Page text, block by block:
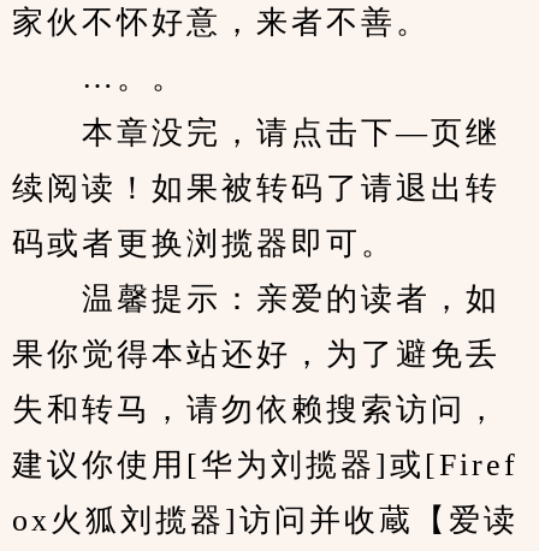
家伙不怀好意，来者不善。
…。。
本章没完，请点击下—页继
续阅读！如果被转码了请退出转
码或者更换浏揽器即可。
温馨提示：亲爱的读者，如
果你觉得本站还好，为了避免丢
失和转马，请勿依赖搜索访问，
建议你使用[华为刘揽器]或[Firef
ox火狐刘揽器]访问并收蔵【爱读